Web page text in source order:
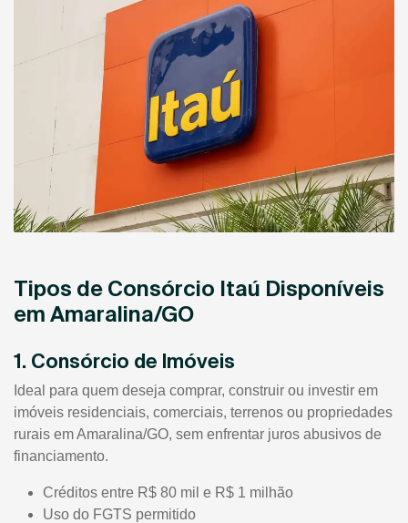
Tipos de Consórcio Itaú Disponíveis
em Amaralina/GO
1. Consórcio de Imóveis
Ideal para quem deseja comprar, construir ou investir em
imóveis residenciais, comerciais, terrenos ou propriedades
rurais em Amaralina/GO, sem enfrentar juros abusivos de
financiamento.
Créditos entre R$ 80 mil e R$ 1 milhão
Uso do FGTS permitido